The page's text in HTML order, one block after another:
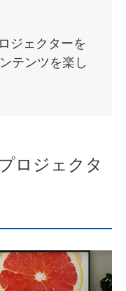
ジェクターを
テンツを楽し
ロジェクタ